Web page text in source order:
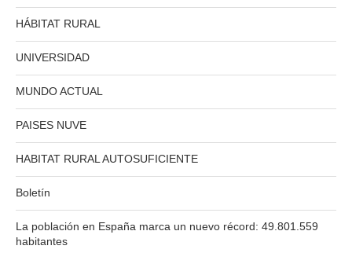
HÁBITAT RURAL
UNIVERSIDAD
MUNDO ACTUAL
PAISES NUVE
HABITAT RURAL AUTOSUFICIENTE
Boletín
La población en España marca un nuevo récord: 49.801.559
habitantes